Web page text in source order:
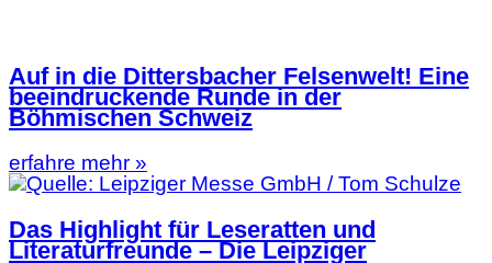
Auf in die Dittersbacher Felsenwelt! Eine
beeindruckende Runde in der
Böhmischen Schweiz
erfahre mehr »
Das Highlight für Leseratten und
Literaturfreunde – Die Leipziger